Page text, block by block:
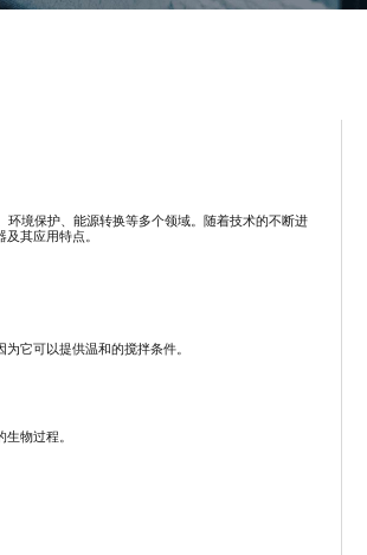
境保护、能源转换等多个领域。随着技术的不断进
其应用特点。
它可以提供温和的搅拌条件。
物过程。